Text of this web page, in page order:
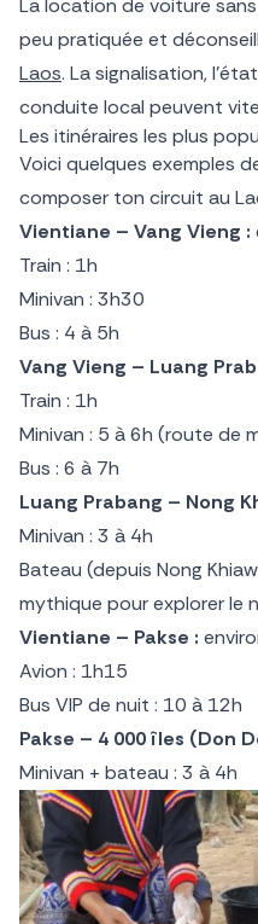
La location de voiture
peu pratiquée et
Laos. La signalisation,
conduite local peuvent
Les itinéraires les plus
Voici quelques exemples
composer ton circuit au
Vientiane – Vang Vieng :
Train : 1h
Minivan : 3h30
Bus : 4 à 5h
Vang Vieng – Luang
Train : 1h
Minivan : 5 à 6h (route de
Bus : 6 à 7h
Luang Prabang – Nong
Minivan : 3 à 4h
Bateau (depuis Nong
mythique pour explorer le
Vientiane – Pakse :
Avion : 1h15
Bus VIP de nuit : 10 à 12h
Pakse – 4 000 îles (Don
Minivan + bateau : 3 à 4h